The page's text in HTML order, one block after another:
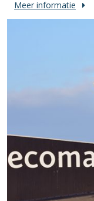
Meer informatie